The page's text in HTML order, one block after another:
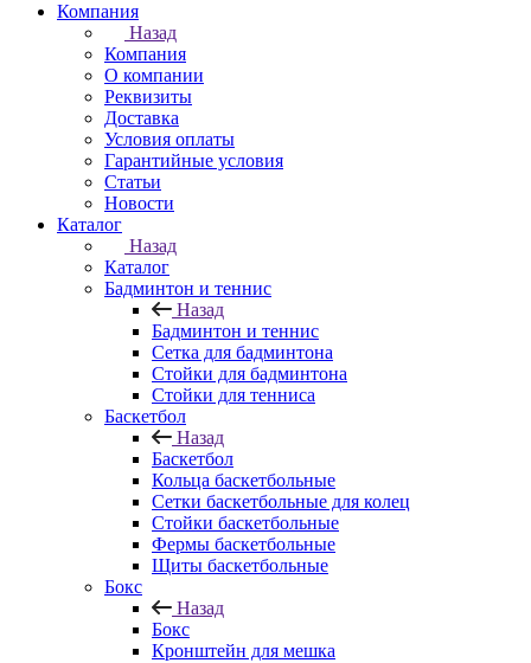
Компания
Назад
Компания
О компании
Реквизиты
Доставка
Условия оплаты
Гарантийные условия
Статьи
Новости
Каталог
Назад
Каталог
Бадминтон и теннис
Назад
Бадминтон и теннис
Сетка для бадминтона
Стойки для бадминтона
Стойки для тенниса
Баскетбол
Назад
Баскетбол
Кольца баскетбольные
Сетки баскетбольные для колец
Стойки баскетбольные
Фермы баскетбольные
Щиты баскетбольные
Бокс
Назад
Бокс
Кронштейн для мешка